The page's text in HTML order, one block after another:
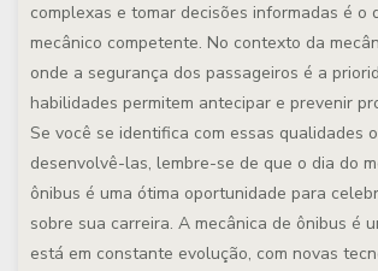
complexas e tomar decisões informadas é o
mecânico competente. No contexto da
onde a segurança dos passageiros é a
habilidades permitem antecipar e prevenir
Se você se identifica com essas qualidades
desenvolvê-las, lembre-se de que o dia do
ônibus é uma ótima oportunidade para
sobre sua carreira. A mecânica de ônibus é
está em constante evolução, com novas